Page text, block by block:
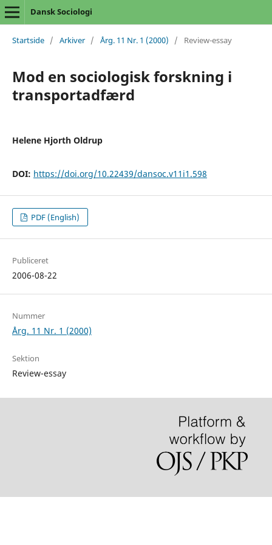
Dansk Sociologi
Startside / Arkiver / Årg. 11 Nr. 1 (2000) / Review-essay
Mod en sociologisk forskning i
transportadfærd
Helene Hjorth Oldrup
DOI: https://doi.org/10.22439/dansoc.v11i1.598
PDF (English)
Publiceret
2006-08-22
Nummer
Årg. 11 Nr. 1 (2000)
Sektion
Review-essay